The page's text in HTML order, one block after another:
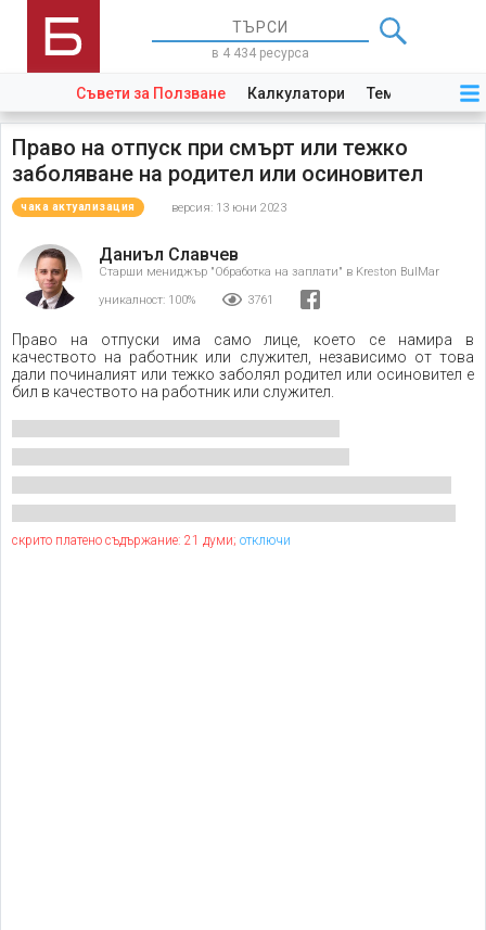
в 4 434 ресурса
Съвети за Ползване Калкулатори Теми Закони
Право на отпуск при смърт или тежко
заболяване на родител или осиновител
чака актуализация версия: 13 юни 2023
Даниъл Славчев
Старши мениджър "Обработка на заплати" в Kreston BulMar
уникалност: 100% 3761
Право на отпуски има само лице, което се намира в
качеството на работник или служител, независимо от това
дали починалият или тежко заболял родител или осиновител е
бил в качеството на работник или служител.
скрито платено съдържание: 21 думи; отключи